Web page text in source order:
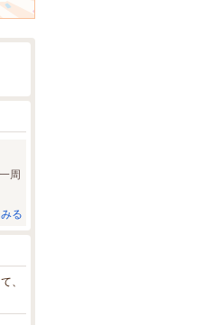
周
る
、